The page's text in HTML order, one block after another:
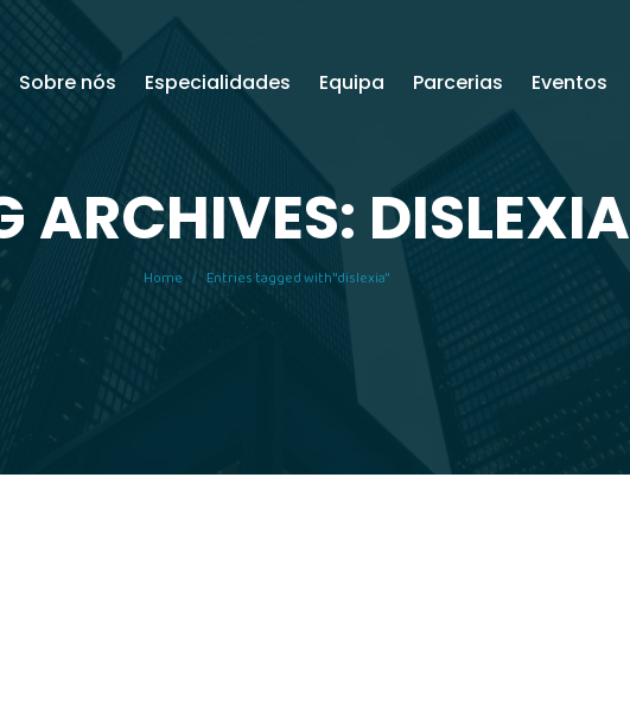
Sobre nós Especialidades Equipa Parcerias Eventos
ARCHIVES: DISLEXIA
You are here:
Home Entries tagged with "dislexia"